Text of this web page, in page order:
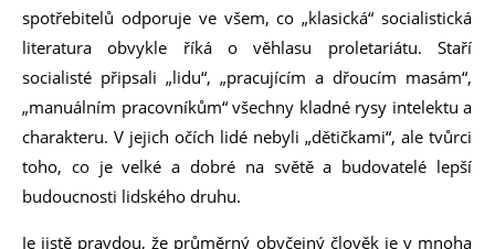
spotřebitelů odporuje ve všem, co „klasická“ socialistická
literatura obvykle říká o věhlasu proletariátu. Staří
socialisté připsali „lidu“, „pracujícím a dřoucím masám“,
„manuálním pracovníkům“ všechny kladné rysy intelektu a
charakteru. V jejich očích lidé nebyli „dětičkami“, ale tvůrci
toho, co je velké a dobré na světě a budovatelé lepší
budoucnosti lidského druhu.
Je jistě pravdou, že průměrný obyčejný člověk je v mnoha